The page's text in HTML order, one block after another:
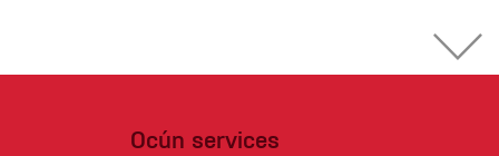
Ocún services